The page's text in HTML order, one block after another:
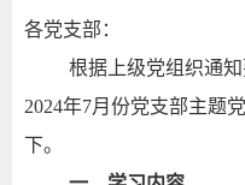
各党支部：
根据上级党组织通
2024年7月份党支部主题
下。